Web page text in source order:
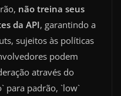
não treina seus
da API, garantindo a
sujeitos às políticas
podem
através do
para padrão, `low`